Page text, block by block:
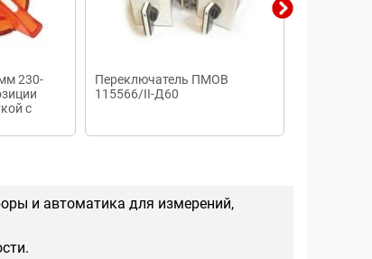
230-
с
Переключатель ПМОВ
115566/II-Д60
и автоматика для измерений,